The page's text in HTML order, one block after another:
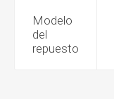
Modelo
del
repuesto